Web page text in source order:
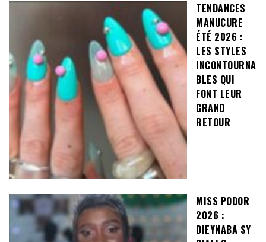
TENDANCES
MANUCURE
ÉTÉ 2026 :
LES STYLES
INCONTOURNA
BLES QUI
FONT LEUR
GRAND
RETOUR
MISS PODOR
2026 :
DIEYNABA SY